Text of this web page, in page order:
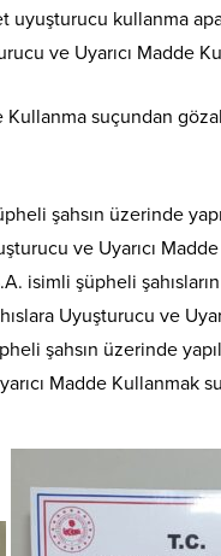
uyuşturucu kullanma
ve Uyarıcı Madde
suçundan
şahsın üzerinde
ve Uyarıcı
isimli şüpheli
Uyuşturucu ve
şahsın üzerinde
Madde Kullanmak